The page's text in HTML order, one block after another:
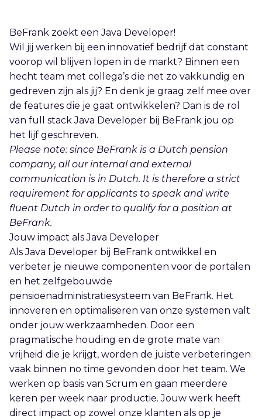
BeFrank zoekt een Java Developer!
Wil jij werken bij een innovatief bedrijf dat constant
voorop wil blijven lopen in de markt? Binnen een
hecht team met collega’s die net zo vakkundig en
gedreven zijn als jij? En denk je graag zelf mee over
de features die je gaat ontwikkelen? Dan is de rol
van full stack Java Developer bij BeFrank jou op
het lijf geschreven.
Please note: since BeFrank is a Dutch pension
company, all our internal and external
communication is in Dutch. It is therefore a strict
requirement for applicants to speak and write
fluent Dutch in order to qualify for a position at
BeFrank.
Jouw impact als Java Developer
Als Java Developer bij BeFrank ontwikkel en
verbeter je nieuwe componenten voor de portalen
en het zelfgebouwde
pensioenadministratiesysteem van BeFrank. Het
innoveren en optimaliseren van onze systemen valt
onder jouw werkzaamheden. Door een
pragmatische houding en de grote mate van
vrijheid die je krijgt, worden de juiste verbeteringen
vaak binnen no time gevonden door het team. We
werken op basis van Scrum en gaan meerdere
keren per week naar productie. Jouw werk heeft
direct impact op zowel onze klanten als op je